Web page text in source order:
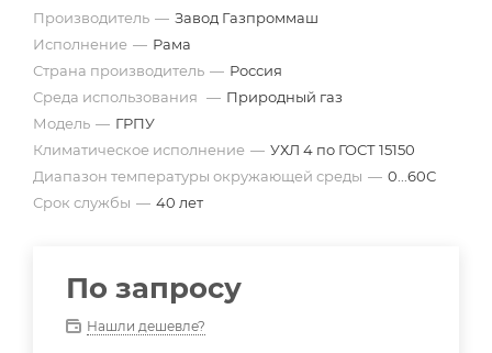
Производитель — Завод Газпроммаш
Исполнение — Рама
Страна производитель — Россия
Среда использования — Природный газ
Модель — ГРПУ
Климатическое исполнение — УХЛ 4 по ГОСТ 15150
Диапазон температуры окружающей среды — 0...60С
Срок службы — 40 лет
По запросу
Нашли дешевле?